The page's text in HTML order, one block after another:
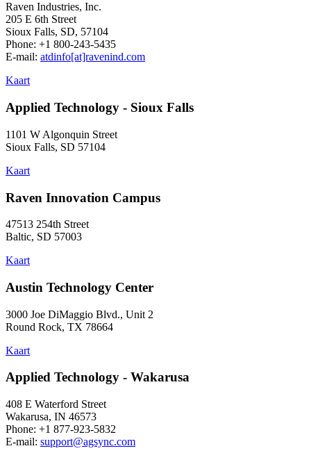
Raven Industries, Inc.
205 E 6th Street
Sioux Falls, SD, 57104
Phone: +1 800-243-5435
E-mail: atdinfo[at]ravenind.com
Kaart
Applied Technology - Sioux Falls
1101 W Algonquin Street
Sioux Falls, SD 57104
Kaart
Raven Innovation Campus
47513 254th Street
Baltic, SD 57003
Kaart
Austin Technology Center
3000 Joe DiMaggio Blvd., Unit 2
Round Rock, TX 78664
Kaart
Applied Technology - Wakarusa
408 E Waterford Street
Wakarusa, IN 46573
Phone: +1 877-923-5832
E-mail: support@agsync.com